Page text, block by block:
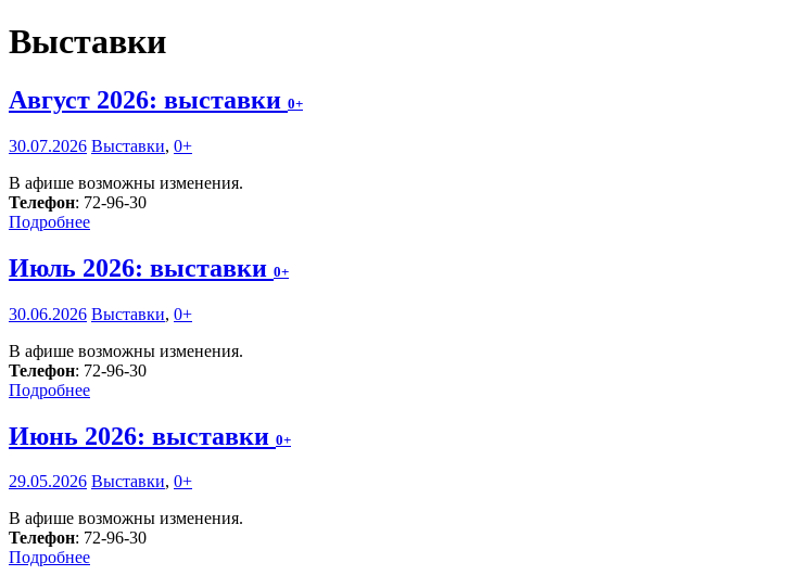
Выставки
Август 2026: выставки 0+
30.07.2026 Выставки, 0+
В афише возможны изменения.
Телефон: 72-96-30
Подробнее
Июль 2026: выставки 0+
30.06.2026 Выставки, 0+
В афише возможны изменения.
Телефон: 72-96-30
Подробнее
Июнь 2026: выставки 0+
29.05.2026 Выставки, 0+
В афише возможны изменения.
Телефон: 72-96-30
Подробнее